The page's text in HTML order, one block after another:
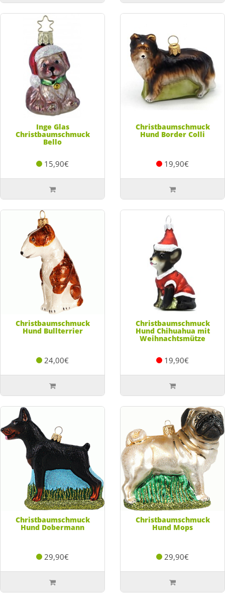
Inge Glas
Christbaumschmuck
Bello
15,90€
Christbaumschmuck
Hund Border Colli
19,90€
Christbaumschmuck
Hund Bullterrier
24,00€
Christbaumschmuck
Hund Chihuahua mit
Weihnachtsmütze
19,90€
Christbaumschmuck
Hund Dobermann
29,90€
Christbaumschmuck
Hund Mops
29,90€